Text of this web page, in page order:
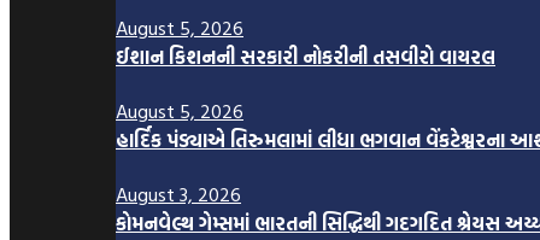
August 5, 2026
ઈશાન કિશનની સરકારી નોકરીની તસવીરો વાયરલ
August 5, 2026
હાર્દિક પંડ્યાએ તિરુમલામાં લીધા ભગવાન વેંકટેશ્વરના
August 3, 2026
કોમનવેલ્થ ગેમ્સમાં ભારતની સિદ્ધિથી ગદગદિત શ્રેયસ